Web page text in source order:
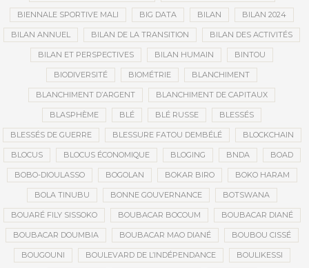
BIENNALE SPORTIVE MALI BIG DATA BILAN BILAN 2024
BILAN ANNUEL BILAN DE LA TRANSITION BILAN DES ACTIVITÉS
BILAN ET PERSPECTIVES BILAN HUMAIN BINTOU
BIODIVERSITÉ BIOMÉTRIE BLANCHIMENT
BLANCHIMENT D’ARGENT BLANCHIMENT DE CAPITAUX
BLASPHÈME BLÉ BLÉ RUSSE BLESSÉS
BLESSÉS DE GUERRE BLESSURE FATOU DEMBÉLÉ BLOCKCHAIN
BLOCUS BLOCUS ÉCONOMIQUE BLOGING BNDA BOAD
BOBO-DIOULASSO BOGOLAN BOKAR BIRO BOKO HARAM
BOLA TINUBU BONNE GOUVERNANCE BOTSWANA
BOUARÉ FILY SISSOKO BOUBACAR BOCOUM BOUBACAR DIANÉ
BOUBACAR DOUMBIA BOUBACAR MAO DIANÉ BOUBOU CISSÉ
BOUGOUNI BOULEVARD DE L’INDÉPENDANCE BOULIKESSI